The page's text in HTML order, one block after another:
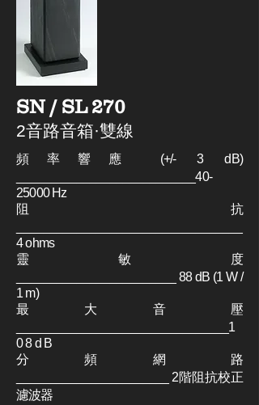
SN / SL 270
2音路音箱·雙線
頻率響應 (+/- 3 dB)
___________________________40-
25000 Hz
阻 抗
4 ohms
靈 敏 度
________________________ 88 dB (1 W /
1 m)
最 大 音 壓
________________________________1
0 8 d B
分 頻 網 路
_______________________ 2階阻抗校正
濾波器